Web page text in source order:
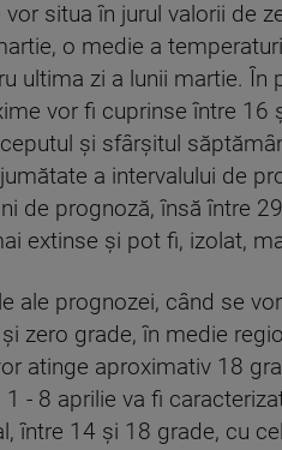
situa în jurul valorii de
o medie a
ultima zi a lunii martie. În
vor fi cuprinse între 16
şi sfârşitul
a intervalului de
de prognoză, însă între
extinse şi pot fi, izolat,
ale prognozei, când se
zero grade, în medie
atinge aproximativ 18
- 8 aprilie va fi
între 14 şi 18 grade, cu